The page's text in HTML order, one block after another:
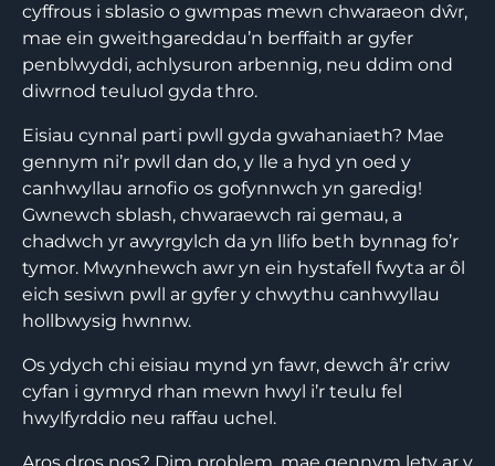
cyffrous i sblasio o gwmpas mewn chwaraeon dŵr,
mae ein gweithgareddau’n berffaith ar gyfer
penblwyddi, achlysuron arbennig, neu ddim ond
diwrnod teuluol gyda thro.
Eisiau cynnal parti pwll gyda gwahaniaeth? Mae
gennym ni’r pwll dan do, y lle a hyd yn oed y
canhwyllau arnofio os gofynnwch yn garedig!
Gwnewch sblash, chwaraewch rai gemau, a
chadwch yr awyrgylch da yn llifo beth bynnag fo’r
tymor. Mwynhewch awr yn ein hystafell fwyta ar ôl
eich sesiwn pwll ar gyfer y chwythu canhwyllau
hollbwysig hwnnw.
Os ydych chi eisiau mynd yn fawr, dewch â’r criw
cyfan i gymryd rhan mewn hwyl i’r teulu fel
hwylfyrddio neu raffau uchel.